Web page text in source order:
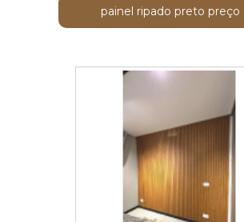
painel ripado preto preço